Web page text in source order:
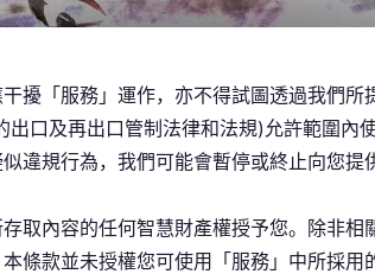
擾「服務」運作，亦不得試圖透過我們
口及再出口管制法律和法規)允許範圍內
違規行為，我們可能會暫停或終止向您提
取內容的任何智慧財產權授予您。除非相
條款並未授權您可使用「服務」中所採用